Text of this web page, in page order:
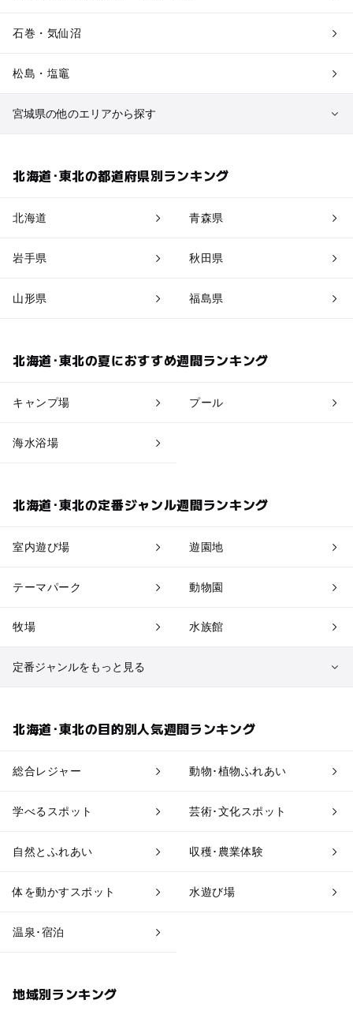
石巻・気仙沼
松島・塩竈
宮城県の他のエリアから探す
北海道･東北の都道府県別ランキング
北海道 青森県
岩手県 秋田県
山形県 福島県
北海道･東北の夏におすすめ週間ランキング
キャンプ場 プール
海水浴場
北海道･東北の定番ジャンル週間ランキング
室内遊び場 遊園地
テーマパーク 動物園
牧場 水族館
定番ジャンルをもっと見る
北海道･東北の目的別人気週間ランキング
総合レジャー 動物･植物ふれあい
学べるスポット 芸術･文化スポット
自然とふれあい 収穫･農業体験
体を動かすスポット 水遊び場
温泉･宿泊
地域別ランキング